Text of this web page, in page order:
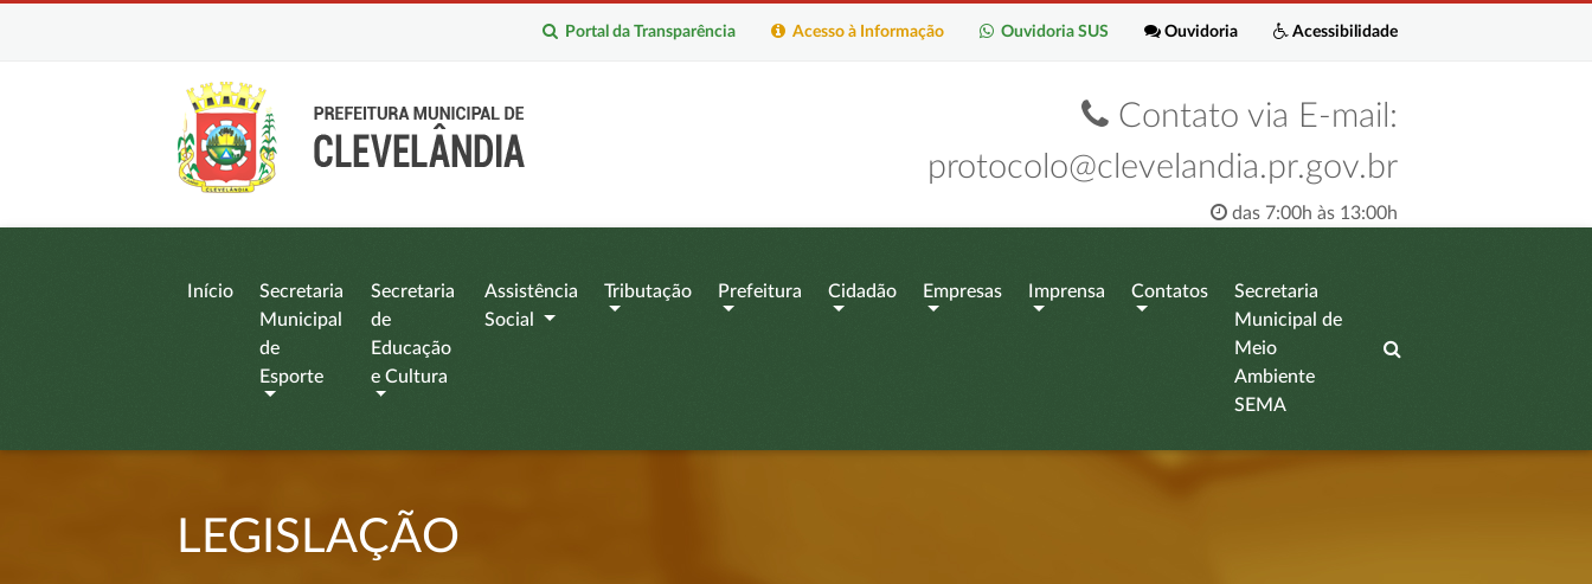
Acessibilidade
Ouvidoria
Ouvidoria SUS
Acesso à Informação
Portal da Transparência
Contato via E-mail:
protocolo@clevelandia.pr.gov.br
das 7:00h às 13:00h
Início
Secretaria
Municipal
de
Esporte
Secretaria
de
Educação
e Cultura
Assistência
Social
Tributação Prefeitura Cidadão Empresas Imprensa Contatos
Secretaria
Municipal de
Meio
Ambiente
SEMA
LEGISLAÇÃO